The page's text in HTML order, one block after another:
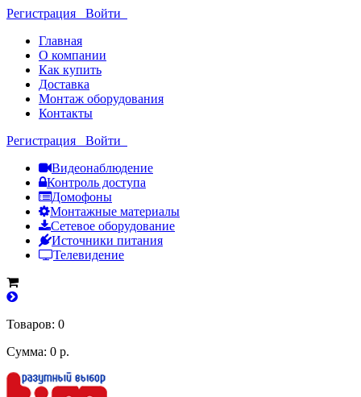
Регистрация Войти
Главная
О компании
Как купить
Доставка
Монтаж оборудования
Контакты
Регистрация Войти
Видеонаблюдение
Контроль доступа
Домофоны
Монтажные материалы
Сетевое оборудование
Источники питания
Телевидение
Товаров: 0
Сумма: 0 р.